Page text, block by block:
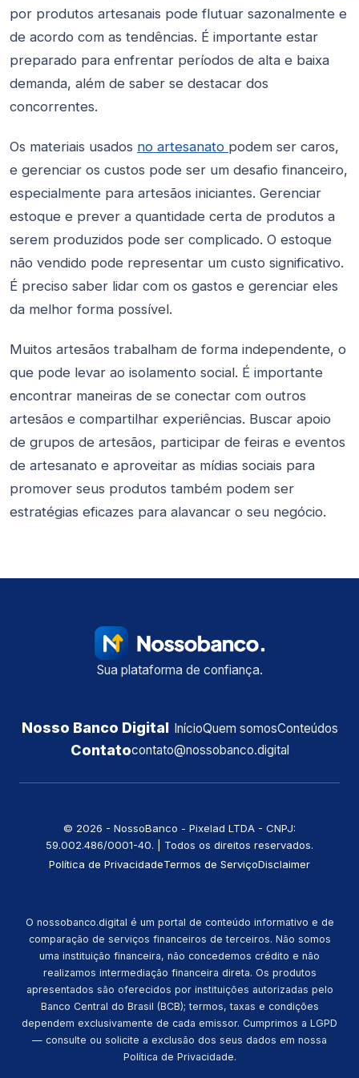
por produtos artesanais pode flutuar sazonalmente e
de acordo com as tendências. É importante estar
preparado para enfrentar períodos de alta e baixa
demanda, além de saber se destacar dos
concorrentes.
Os materiais usados no artesanato podem ser caros,
e gerenciar os custos pode ser um desafio financeiro,
especialmente para artesãos iniciantes. Gerenciar
estoque e prever a quantidade certa de produtos a
serem produzidos pode ser complicado. O estoque
não vendido pode representar um custo significativo.
É preciso saber lidar com os gastos e gerenciar eles
da melhor forma possível.
Muitos artesãos trabalham de forma independente, o
que pode levar ao isolamento social. É importante
encontrar maneiras de se conectar com outros
artesãos e compartilhar experiências. Buscar apoio
de grupos de artesãos, participar de feiras e eventos
de artesanato e aproveitar as mídias sociais para
promover seus produtos também podem ser
estratégias eficazes para alavancar o seu negócio.
Sua plataforma de confiança.
Nosso Banco Digital InícioQuem somosConteúdos
Contatocontato@nossobanco.digital
©️ 2026 - NossoBanco - Pixelad LTDA - CNPJ:
59.002.486/0001-40. | Todos os direitos reservados.
Política de PrivacidadeTermos de ServiçoDisclaimer
O nossobanco.digital é um portal de conteúdo informativo e de
comparação de serviços financeiros de terceiros. Não somos
uma instituição financeira, não concedemos crédito e não
realizamos intermediação financeira direta. Os produtos
apresentados são oferecidos por instituições autorizadas pelo
Banco Central do Brasil (BCB); termos, taxas e condições
dependem exclusivamente de cada emissor. Cumprimos a LGPD
— consulte ou solicite a exclusão dos seus dados em nossa
Política de Privacidade.